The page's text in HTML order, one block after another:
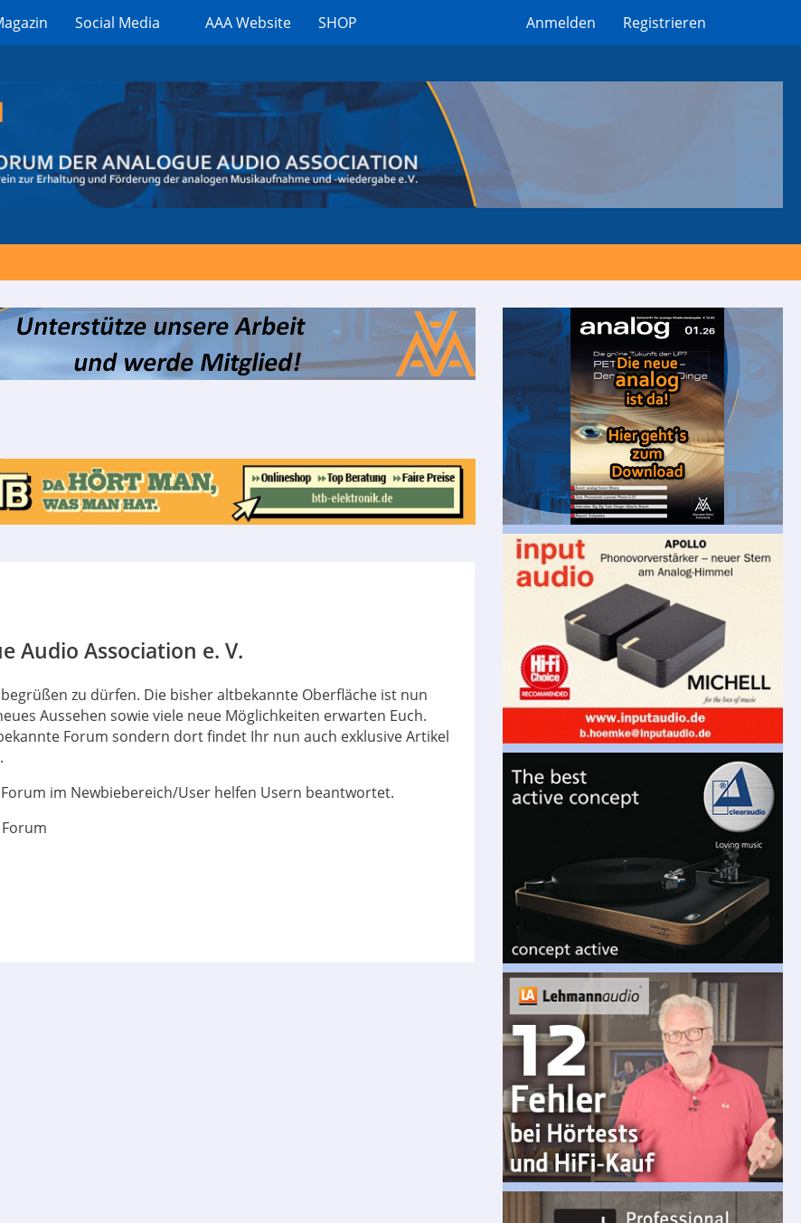
Social Media AAA Website SHOP Anmelden Registrieren
Audio Association e. V.
zu dürfen. Die bisher altbekannte Oberfläche ist nun
Aussehen sowie viele neue Möglichkeiten erwarten Euch.
Forum sondern dort findet Ihr nun auch exklusive Artikel
im Newbiebereich/User helfen Usern beantwortet.